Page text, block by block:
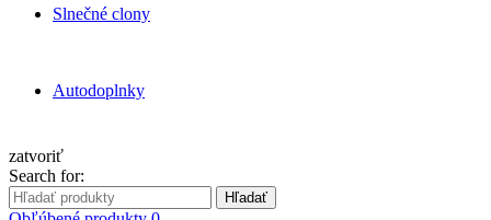
Slnečné clony
Autodoplnky
zatvoriť
Search for:
Hľadať